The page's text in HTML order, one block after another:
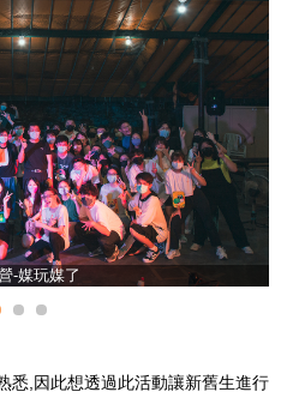
-媒玩媒了
悉,因此想透過此活動讓新舊生進行